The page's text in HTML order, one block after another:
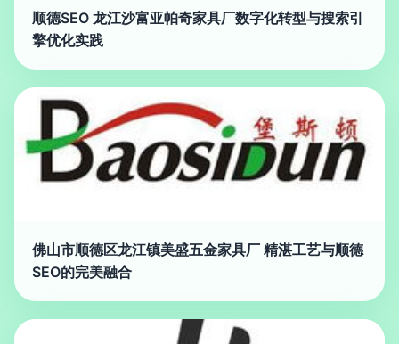
顺德SEO 龙江沙富亚帕奇家具厂数字化转型与搜索引
擎优化实践
佛山市顺德区龙江镇美盛五金家具厂 精湛工艺与顺德
SEO的完美融合